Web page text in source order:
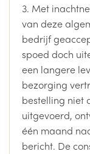
3. Met
van deze
bedrijf
spoed doch
een langere
bezorging
bestelling niet
uitgevoerd,
één maand
bericht. De